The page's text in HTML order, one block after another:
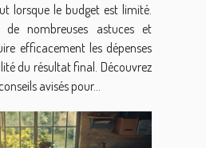
lorsque le budget est limité.
nombreuses astuces et
efficacement les dépenses
du résultat final. Découvrez
avisés pour...